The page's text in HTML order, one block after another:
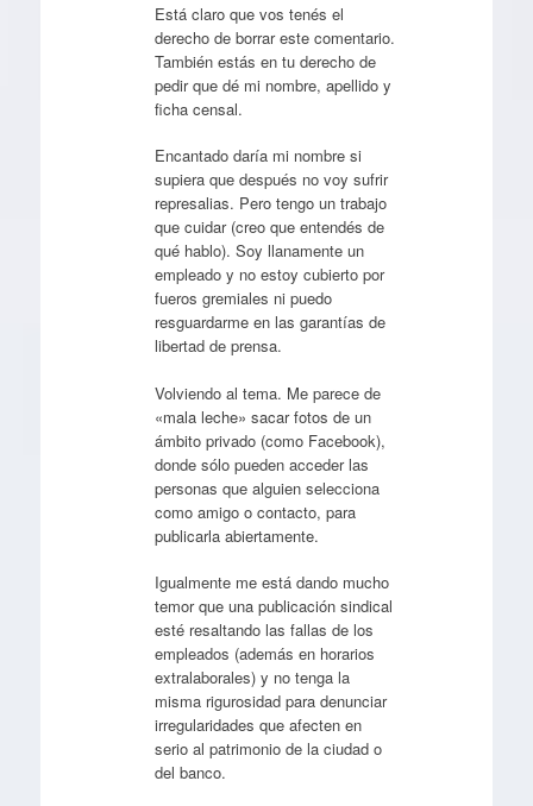
Está claro que vos tenés el
derecho de borrar este comentario.
También estás en tu derecho de
pedir que dé mi nombre, apellido y
ficha censal.
Encantado daría mi nombre si
supiera que después no voy sufrir
represalias. Pero tengo un trabajo
que cuidar (creo que entendés de
qué hablo). Soy llanamente un
empleado y no estoy cubierto por
fueros gremiales ni puedo
resguardarme en las garantías de
libertad de prensa.
Volviendo al tema. Me parece de
«mala leche» sacar fotos de un
ámbito privado (como Facebook),
donde sólo pueden acceder las
personas que alguien selecciona
como amigo o contacto, para
publicarla abiertamente.
Igualmente me está dando mucho
temor que una publicación sindical
esté resaltando las fallas de los
empleados (además en horarios
extralaborales) y no tenga la
misma rigurosidad para denunciar
irregularidades que afecten en
serio al patrimonio de la ciudad o
del banco.